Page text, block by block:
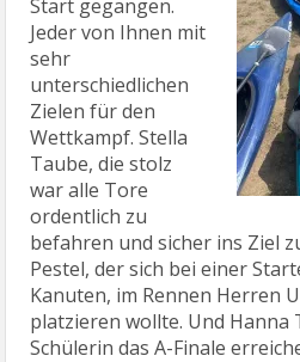
Start gegangen.
Jeder von Ihnen mit
sehr
unterschiedlichen
Zielen für den
Wettkampf. Stella
Taube, die stolz
war alle Tore
ordentlich zu
befahren und sicher ins Ziel
Pestel, der sich bei einer
Kanuten, im Rennen Herren
platzieren wollte. Und Hanna
Schülerin das A-Finale